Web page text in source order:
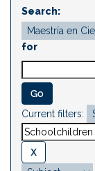
Search:
for
Current filters: